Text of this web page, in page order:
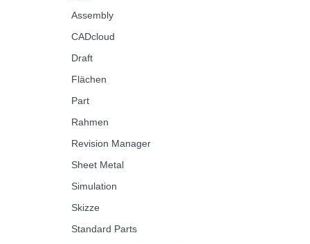
Assembly
CADcloud
Draft
Flächen
Part
Rahmen
Revision Manager
Sheet Metal
Simulation
Skizze
Standard Parts